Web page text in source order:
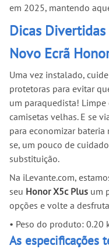
em 2025, mantendo
Dicas
Novo Ecrã
Uma vez instalado,
protetoras para evitar
um paraquedista! Limpe
camisetas velhas. E se
para economizar bateria
se, um pouco de
substituição.
Na iLevante.com,
seu Honor X5c Plus um
opções e volte a
• Peso do produto: 0.20
As especificações